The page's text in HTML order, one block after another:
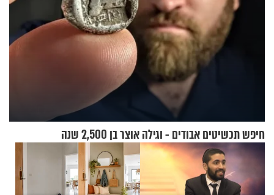
חיפש תכשיטים אבודים - וגילה אוצר בן 2,500 שנה